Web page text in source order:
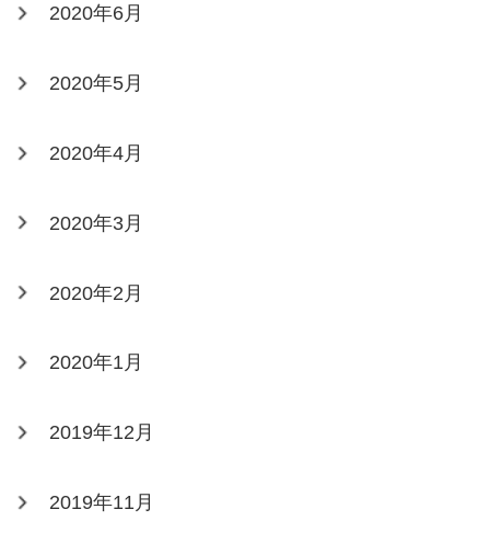
2020年6月
2020年5月
2020年4月
2020年3月
2020年2月
2020年1月
2019年12月
2019年11月